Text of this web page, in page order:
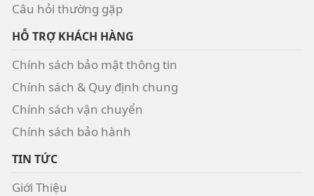
Câu hỏi thường gặp
HỖ TRỢ KHÁCH HÀNG
Chính sách bảo mật thông tin
Chính sách & Quy định chung
Chính sách vận chuyển
Chính sách bảo hành
TIN TỨC
Giới Thiệu